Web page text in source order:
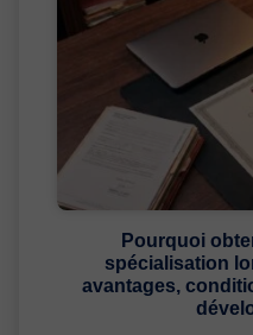
Pourquoi
spécialisation
avantages,